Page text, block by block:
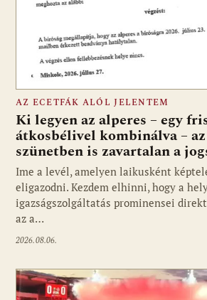
AZ ECETFÁK ALÓL JELENTEM
Ki legyen az alperes – egy
átkosbélivel kombinálva –
szünetben is zavartalan a
Ime a levél, amelyen laikusként
eligazodni. Kezdem elhinni, hogy a
igazságszolgáltatás prominensei
az a…
2026.08.06.